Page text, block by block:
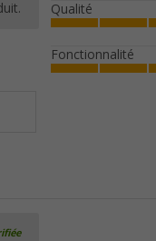
Qualité
Fonctionnalité